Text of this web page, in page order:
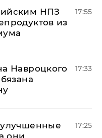
НПЗ
из
17:55
Навроцкого
17:33
17:25